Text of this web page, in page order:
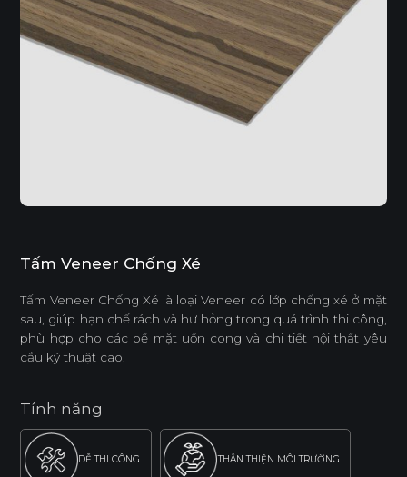
Tấm Veneer Chống Xé
Tấm Veneer Chống Xé là loại Veneer có lớp chống xé ở mặt
sau, giúp hạn chế rách và hư hỏng trong quá trình thi công,
phù hợp cho các bề mặt uốn cong và chi tiết nội thất yêu
cầu kỹ thuật cao.
Tính năng
DỄ THI CÔNG THÂN THIỆN MÔI TRƯỜNG